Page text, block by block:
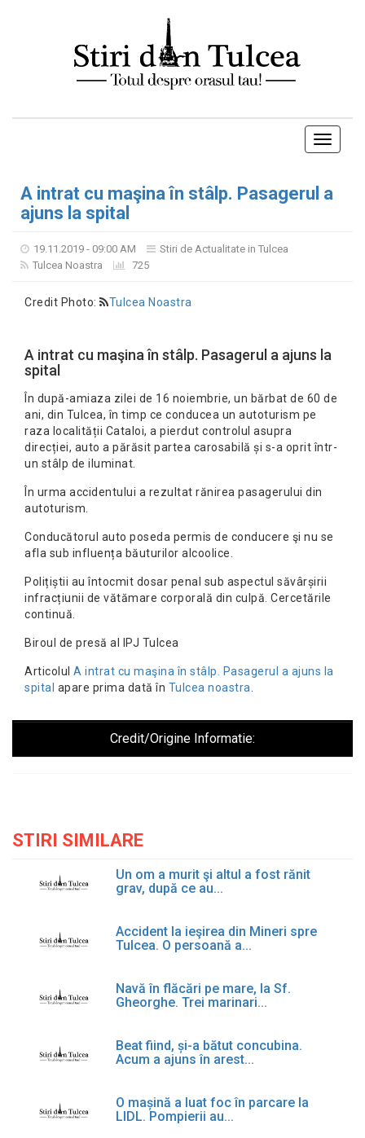
Toggle
A intrat cu maşina în stâlp. Pasagerul a
ajuns la spital
19.11.2019 - 09:00 AM
Stiri de Actualitate in Tulcea
Tulcea Noastra
725
Credit Photo: Tulcea Noastra
A intrat cu maşina în stâlp. Pasagerul a ajuns la
spital
În după-amiaza zilei de 16 noiembrie, un bărbat de 60 de
ani, din Tulcea, în timp ce conducea un autoturism pe
raza localității Cataloi, a pierdut controlul asupra
direcției, auto a părăsit partea carosabilă și s-a oprit într-
un stâlp de iluminat.
În urma accidentului a rezultat rănirea pasagerului din
autoturism.
Conducătorul auto poseda permis de conducere şi nu se
afla sub influența băuturilor alcoolice.
Polițiștii au întocmit dosar penal sub aspectul săvârșirii
infracțiunii de vătămare corporală din culpă. Cercetările
continuă.
Biroul de presă al IPJ Tulcea
Articolul A intrat cu maşina în stâlp. Pasagerul a ajuns la
spital apare prima dată în Tulcea noastra.
Credit/Origine Informatie:
STIRI SIMILARE
Un om a murit şi altul a fost rănit
grav, după ce au...
Accident la ieşirea din Mineri spre
Tulcea. O persoană a...
Navă în flăcări pe mare, la Sf.
Gheorghe. Trei marinari...
Beat fiind, și-a bătut concubina.
Acum a ajuns în arest...
O mașină a luat foc în parcare la
LIDL. Pompierii au...